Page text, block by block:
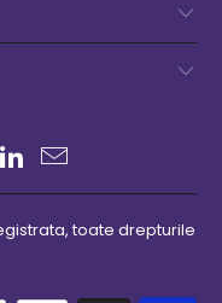
toate drepturile